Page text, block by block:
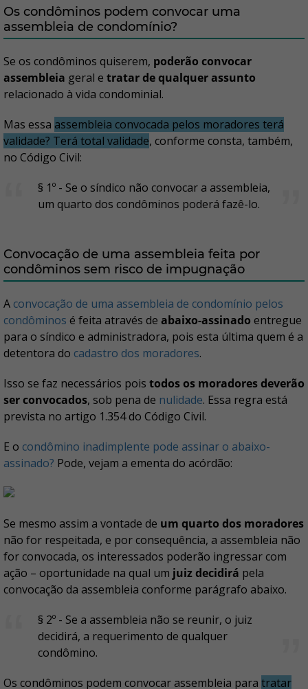
Os condôminos podem convocar uma
assembleia de condomínio?
Se os condôminos quiserem, poderão convocar
assembleia geral e tratar de qualquer assunto
relacionado à vida condominial.
Mas essa assembleia convocada pelos moradores terá
validade? Terá total validade, conforme consta, também,
no Código Civil:
§ 1º - Se o síndico não convocar a assembleia,
um quarto dos condôminos poderá fazê-lo.
Convocação de uma assembleia feita por
condôminos sem risco de impugnação
A convocação de uma assembleia de condomínio pelos
condôminos é feita através de abaixo-assinado entregue
para o síndico e administradora, pois esta última quem é a
detentora do cadastro dos moradores.
Isso se faz necessários pois todos os moradores deverão
ser convocados, sob pena de nulidade. Essa regra está
prevista no artigo 1.354 do Código Civil.
E o condômino inadimplente pode assinar o abaixo-
assinado? Pode, vejam a ementa do acórdão:
Se mesmo assim a vontade de um quarto dos moradores
não for respeitada, e por consequência, a assembleia não
for convocada, os interessados poderão ingressar com
ação – oportunidade na qual um juiz decidirá pela
convocação da assembleia conforme parágrafo abaixo.
§ 2º - Se a assembleia não se reunir, o juiz
decidirá, a requerimento de qualquer
condômino.
Os condôminos podem convocar assembleia para tratar